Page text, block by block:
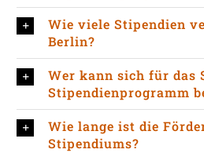
Wie viele Stipendien
Berlin?
Wer kann sich für das
Stipendienprogramm
Wie lange ist die
Stipendiums?